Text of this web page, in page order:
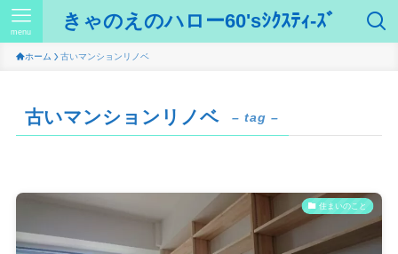
きゃのえのハロー60'sｼｸｽﾃｨ-ｽﾞ
menu
ホーム 古いマンションリノベ
古いマンションリノベ – tag –
住まいのこと